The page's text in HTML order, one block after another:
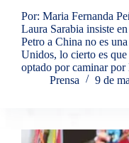
Por: Maria Fernanda
Laura Sarabia insiste
Petro a China no es
Unidos, lo cierto es
optado por caminar
Prensa
9 de